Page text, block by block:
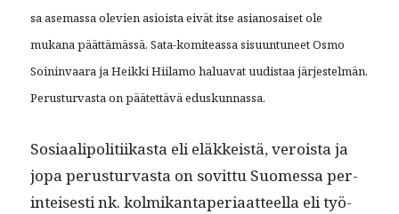
sa ase­mas­sa ole­vien asioista eivät itse asiano­saiset ole
mukana päät­tämässä. Sata-komite­as­sa sisu­un­tuneet Osmo
Soin­in­vaara ja Heik­ki Hiil­amo halu­a­vat uud­is­taa jär­jestelmän.
Perus­tur­vas­ta on päätet­tävä eduskunnassa.
Sosi­aalipoli­ti­ikas­ta eli eläkkeistä, veroista ja
jopa perus­tur­vas­ta on sovit­tu Suomes­sa per­
in­teis­es­ti nk. kolmikan­ta­pe­ri­aat­teel­la eli työ­